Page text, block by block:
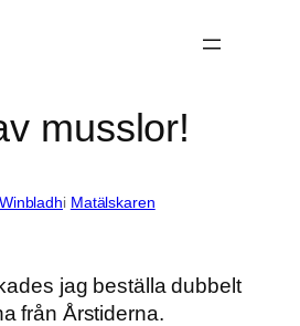
musslor!
i Matälskaren
jag beställa dubbelt
från Årstiderna.